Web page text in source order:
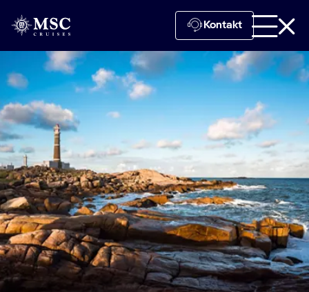
Kontakt